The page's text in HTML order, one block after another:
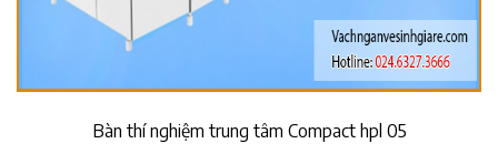
Bàn thí nghiệm trung tâm Compact hpl 05